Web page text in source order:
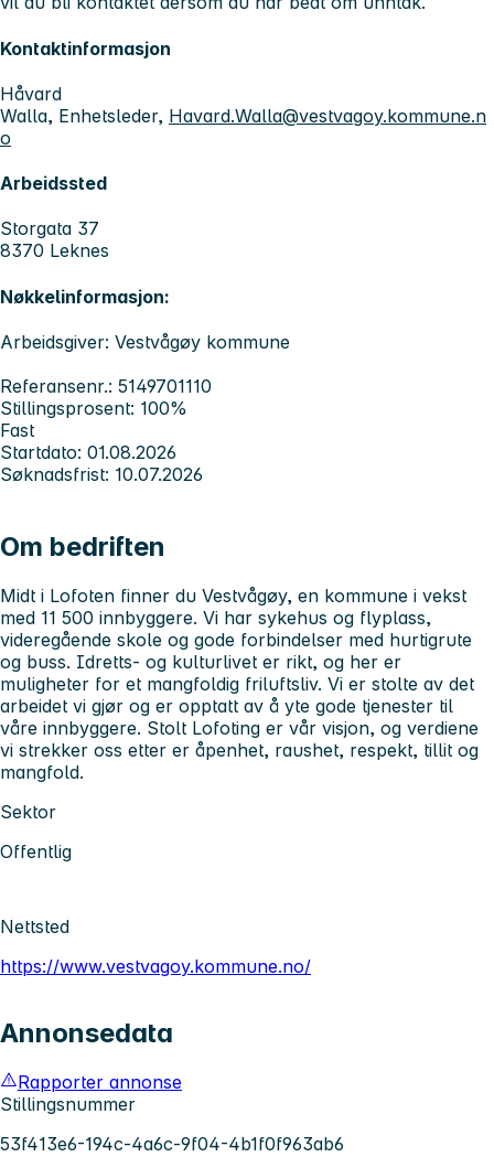
Kontaktinformasjon
Håvard
Walla, Enhetsleder, Havard.Walla@vestvagoy.kommune.n
o
Arbeidssted
Storgata 37
8370 Leknes
Nøkkelinformasjon:
Arbeidsgiver: Vestvågøy kommune
Referansenr.: 5149701110
Stillingsprosent: 100%
Fast
Startdato: 01.08.2026
Søknadsfrist: 10.07.2026
Om bedriften
Midt i Lofoten finner du Vestvågøy, en kommune i vekst
med 11 500 innbyggere. Vi har sykehus og flyplass,
videregående skole og gode forbindelser med hurtigrute
og buss. Idretts- og kulturlivet er rikt, og her er
muligheter for et mangfoldig friluftsliv. Vi er stolte av det
arbeidet vi gjør og er opptatt av å yte gode tjenester til
våre innbyggere. Stolt Lofoting er vår visjon, og verdiene
vi strekker oss etter er åpenhet, raushet, respekt, tillit og
mangfold.
Sektor
Offentlig
Nettsted
https://www.vestvagoy.kommune.no/
Annonsedata
Rapporter annonse
Stillingsnummer
53f413e6-194c-4a6c-9f04-4b1f0f963ab6